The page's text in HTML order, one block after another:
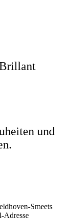
und
Smeets
Adresse